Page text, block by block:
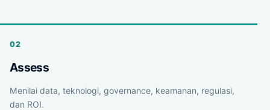
Assess
Menilai data, teknologi, governance, keamanan, regulasi,
dan ROI.